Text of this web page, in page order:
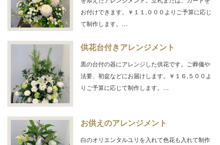
お付けできます。￥１１,０００よりご予算に応じ
て制作します。…
供花台付きアレンジメント
黒の台付の器にアレンジした供花です。ご葬儀や
法要、初盆などにお届けします。￥１６,５００よ
りご予算に応じて制作します。…
お供えのアレンジメント
白のオリエンタルユリを入れて色花も入れて制作